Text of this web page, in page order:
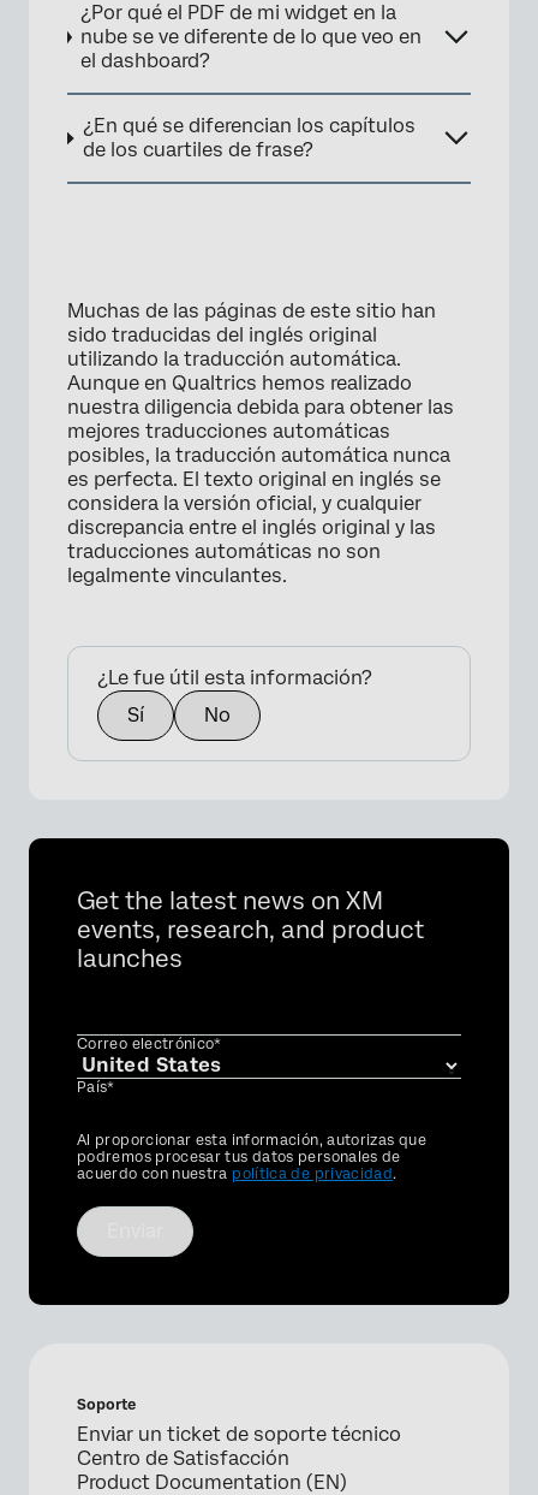
¿Por qué el PDF de mi widget en la
nube se ve diferente de lo que veo en
el dashboard?
¿En qué se diferencian los capítulos
de los cuartiles de frase?
Muchas de las páginas de este sitio han
sido traducidas del inglés original
utilizando la traducción automática.
Aunque en Qualtrics hemos realizado
nuestra diligencia debida para obtener las
mejores traducciones automáticas
posibles, la traducción automática nunca
es perfecta. El texto original en inglés se
considera la versión oficial, y cualquier
discrepancia entre el inglés original y las
traducciones automáticas no son
legalmente vinculantes.
¿Le fue útil esta información?
Sí
No
Get the latest news on XM
events, research, and product
launches
Correo electrónico*
País*
Privacy
Optin
Al proporcionar esta información, autorizas que
podremos procesar tus datos personales de
acuerdo con nuestra política de privacidad.
Soporte
Enviar un ticket de soporte técnico
Centro de Satisfacción
Product Documentation (EN)